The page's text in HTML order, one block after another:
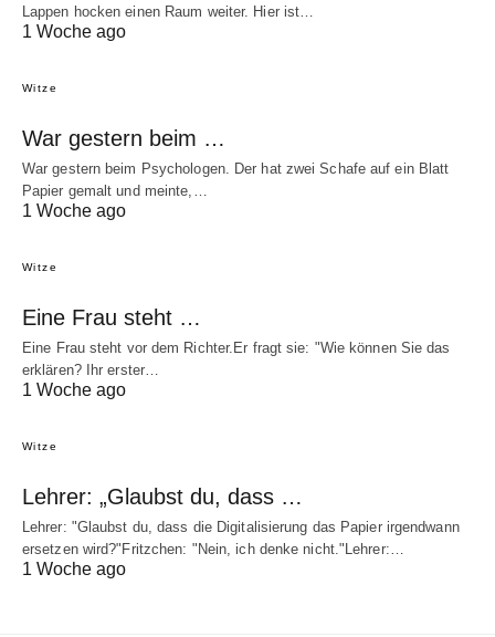
Lappen hocken einen Raum weiter. Hier ist…
1 Woche ago
Witze
War gestern beim …
War gestern beim Psychologen. Der hat zwei Schafe auf ein Blatt
Papier gemalt und meinte,…
1 Woche ago
Witze
Eine Frau steht …
Eine Frau steht vor dem Richter.Er fragt sie: "Wie können Sie das
erklären? Ihr erster…
1 Woche ago
Witze
Lehrer: „Glaubst du, dass …
Lehrer: "Glaubst du, dass die Digitalisierung das Papier irgendwann
ersetzen wird?"Fritzchen: "Nein, ich denke nicht."Lehrer:…
1 Woche ago